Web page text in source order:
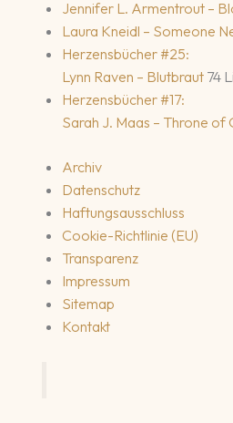
Jennifer L. Armentrout –
Laura Kneidl – Someone
Herzensbücher #25:
Lynn Raven – Blutbraut 74
Herzensbücher #17:
Sarah J. Maas – Throne of
Archiv
Datenschutz
Haftungsausschluss
Cookie-Richtlinie (EU)
Transparenz
Impressum
Sitemap
Kontakt